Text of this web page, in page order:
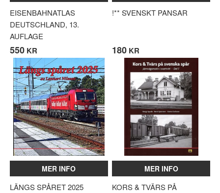
EISENBAHNATLAS
DEUTSCHLAND, 13.
AUFLAGE
550 KR
!** SVENSKT PANSAR
180 KR
MER INFO
LÄNGS SPÅRET 2025
MER INFO
KORS & TVÄRS PÅ